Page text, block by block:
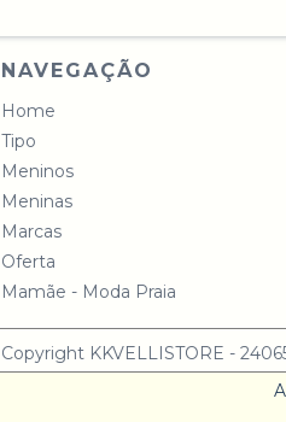
NAVEGAÇÃO
Home
Tipo
Meninos
Meninas
Marcas
Oferta
Mamãe - Moda Praia
Copyright KKVELLISTORE -